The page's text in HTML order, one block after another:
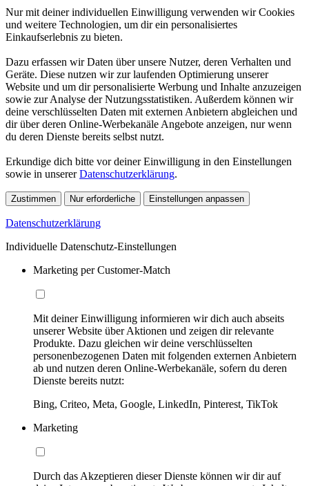
Nur mit deiner individuellen Einwilligung verwenden wir Cookies
und weitere Technologien, um dir ein personalisiertes
Einkaufserlebnis zu bieten.
Dazu erfassen wir Daten über unsere Nutzer, deren Verhalten und
Geräte. Diese nutzen wir zur laufenden Optimierung unserer
Website und um dir personalisierte Werbung und Inhalte anzuzeigen
sowie zur Analyse der Nutzungsstatistiken. Außerdem können wir
deine verschlüsselten Daten mit externen Anbietern abgleichen und
dir über deren Online-Werbekanäle Angebote anzeigen, nur wenn
du deren Dienste bereits selbst nutzt.
Erkundige dich bitte vor deiner Einwilligung in den Einstellungen
sowie in unsererDatenschutzerklärung.
Zustimmen Nur erforderliche Einstellungen anpassen
Datenschutzerklärung
Individuelle Datenschutz-Einstellungen
Marketing per Customer-Match
Mit deiner Einwilligung informieren wir dich auch abseits
unserer Website über Aktionen und zeigen dir relevante
Produkte. Dazu gleichen wir deine verschlüsselten
personenbezogenen Daten mit folgenden externen Anbietern
ab und nutzen deren Online-Werbekanäle, sofern du deren
Dienste bereits nutzt:
Bing, Criteo, Meta, Google, LinkedIn, Pinterest, TikTok
Marketing
Durch das Akzeptieren dieser Dienste können wir dir auf